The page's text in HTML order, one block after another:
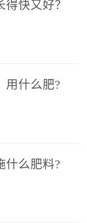
水溶肥一起使
、滴灌2.5-5kg/
量元素水溶肥
1500倍（1-
快又好？
用什么肥?
什么肥料?